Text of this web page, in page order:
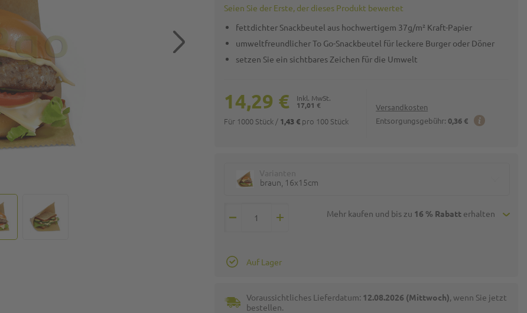
Seien Sie der Erste, der dieses Produkt bewertet
fettdichter Snackbeutel aus hochwertigem 37g/m² Kraft-Papier
umweltfreundlicher To Go-Snackbeutel für leckere Burger oder Döner
setzen Sie ein sichtbares Zeichen für die Umwelt
Versandkosten
Entsorgungsgebühr: 0,36 €
17,01 €
14,29 €
Für 1000 Stück / 1,43 € pro 100 Stück
braun, 16x15cm
Mehr kaufen und bis zu 16 % Rabatterhalten
Auf Lager
Voraussichtliches Lieferdatum: 12.08.2026 (Mittwoch), wenn Sie jetzt
bestellen.